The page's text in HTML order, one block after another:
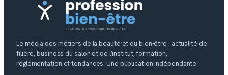
Le média des métiers de la beauté et du bien-être : actualité de
filière, business du salon et de l’institut, formation,
réglementation et tendances. Une publication indépendante.